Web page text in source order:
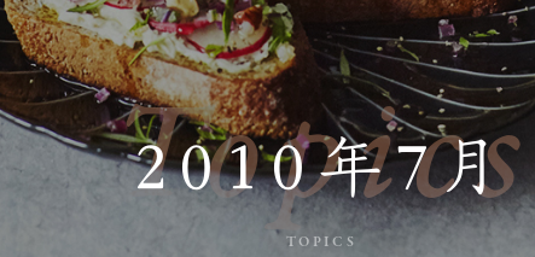
Topics
2010年7月
TOPICS